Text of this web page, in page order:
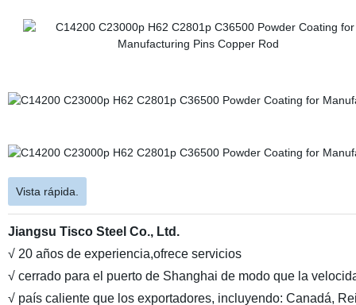
Vista rápida.
Jiangsu Tisco Steel Co., Ltd.
√ 20 años de experiencia,ofrece servicios
√ cerrado para el puerto de Shanghai de modo que la
√ país caliente que los exportadores, incluyendo: Canadá,